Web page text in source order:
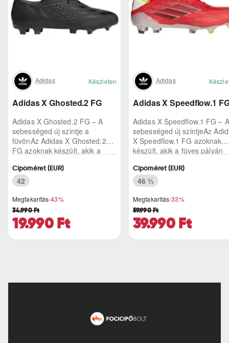
Adidas Készleten
Adidas X Ghosted.2 FG
Adidas X Ghosted.2 FG – A
sebességed új szintje a
füvönAz Adidas X Ghosted.2
FG azoknak készült, akik a
pillanataiban is azonnal r..
Megtakarítás-43%
19.990 Ft
34.990 Ft
Cipőméret (EUR)
42
Adidas
Adidas X Speedflow.1
Adidas X Speedflow.1 FG – A
sebességed új szintjeAz
X Speedflow.1 FG azoknak
készült, akik a füves pályán
ritmust diktál..
Megtakarítás-33%
39.990 Ft
59.990 Ft
Cipőméret (EUR)
46 ⅔